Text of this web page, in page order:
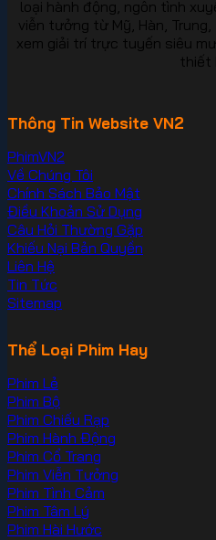
loại hành động, ngôn tình
viễn tưởng từ Mỹ, Hàn,
xem giải trí trực tuyến siêu
thiết
Thông Tin Website VN2
PhimVN2
Về Chúng Tôi
Chính Sách Bảo Mật
Điều Khoản Sử Dụng
Câu Hỏi Thường Gặp
Khiếu Nại Bản Quyền
Liên Hệ
Tin Tức
Sitemap
Thể Loại Phim Hay
Phim Lẻ
Phim Bộ
Phim Chiếu Rạp
Phim Hành Động
Phim Cổ Trang
Phim Viễn Tưởng
Phim Tình Cảm
Phim Tâm Lý
Phim Hài Hước